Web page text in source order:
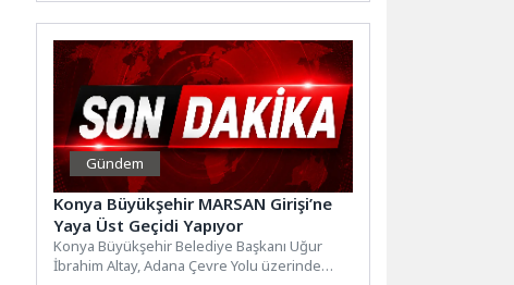
Gündem
Konya Büyükşehir MARSAN Girişi’ne
Yaya Üst Geçidi Yapıyor
Konya Büyükşehir Belediye Başkanı Uğur
İbrahim Altay, Adana Çevre Yolu üzerinde